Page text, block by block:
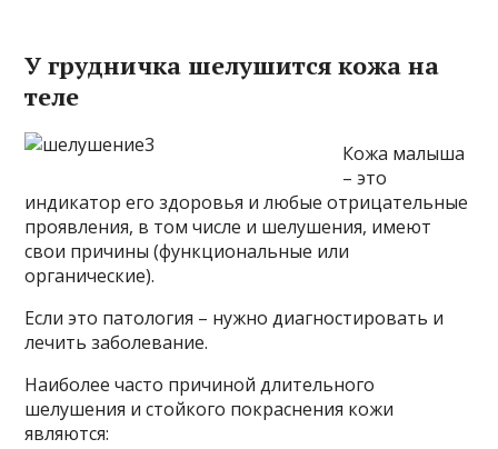
У грудничка шелушится кожа на
теле
Кожа малыша
– это
индикатор его здоровья и любые отрицательные
проявления, в том числе и шелушения, имеют
свои причины (функциональные или
органические).
Если это патология – нужно диагностировать и
лечить заболевание.
Наиболее часто причиной длительного
шелушения и стойкого покраснения кожи
являются: